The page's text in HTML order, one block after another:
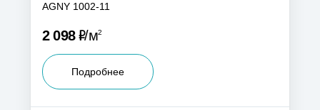
AGNY 1002-11
2 098Р м2
Подробнее